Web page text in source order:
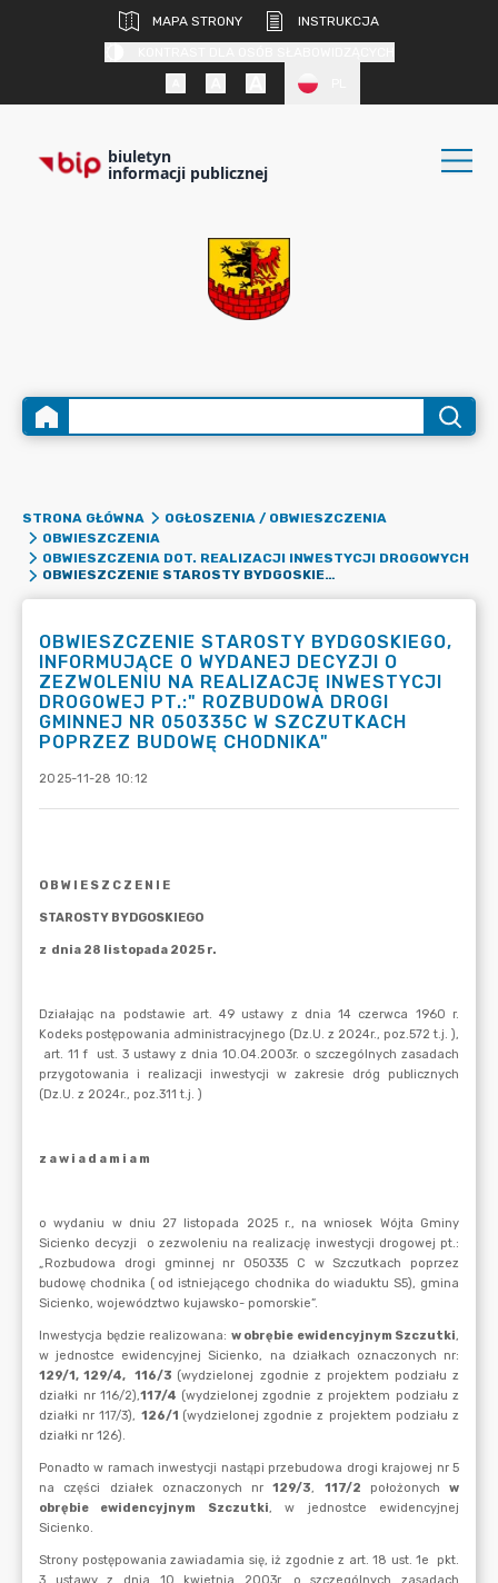
MAPA STRONY
INSTRUKCJA
biuletyn
informacji publicznej
STRONA GŁÓWNA
OGŁOSZENIA / OBWIESZCZENIA
OBWIESZCZENIA
OBWIESZCZENIA DOT. REALIZACJI INWESTYCJI DROGOWYCH
OBWIESZCZENIE STAROSTY BYDGOSKIEGO, INFORMUJĄCE O WYDANEJ DECYZJI O ZEZWOLENIU NA REALIZACJĘ INWESTYCJI DROGOWEJ PT.:" ROZBUDOWA DROGI GMINNEJ NR 050335C W SZCZUTKACH POPRZEZ BUDOWĘ CHODNIKA"
OBWIESZCZENIE STAROSTY BYDGOSKIEGO,
INFORMUJĄCE O WYDANEJ DECYZJI O
ZEZWOLENIU NA REALIZACJĘ INWESTYCJI
DROGOWEJ PT.:" ROZBUDOWA DROGI
GMINNEJ NR 050335C W SZCZUTKACH
POPRZEZ BUDOWĘ CHODNIKA"
2025-11-28 10:12